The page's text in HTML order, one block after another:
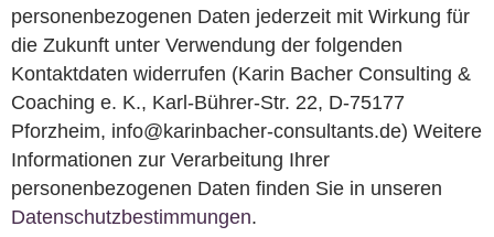
personenbezogenen Daten jederzeit mit Wirkung für
die Zukunft unter Verwendung der folgenden
Kontaktdaten widerrufen (Karin Bacher Consulting &
Coaching e. K., Karl-Bührer-Str. 22, D-75177
Pforzheim, info@karinbacher-consultants.de) Weitere
Informationen zur Verarbeitung Ihrer
personenbezogenen Daten finden Sie in unseren
Datenschutzbestimmungen.